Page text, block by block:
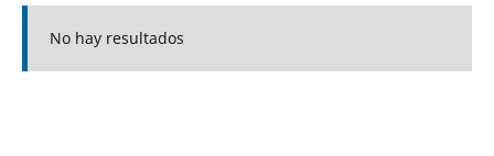
No hay resultados